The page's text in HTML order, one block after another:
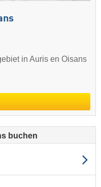
in Auris en Oisans
buchen